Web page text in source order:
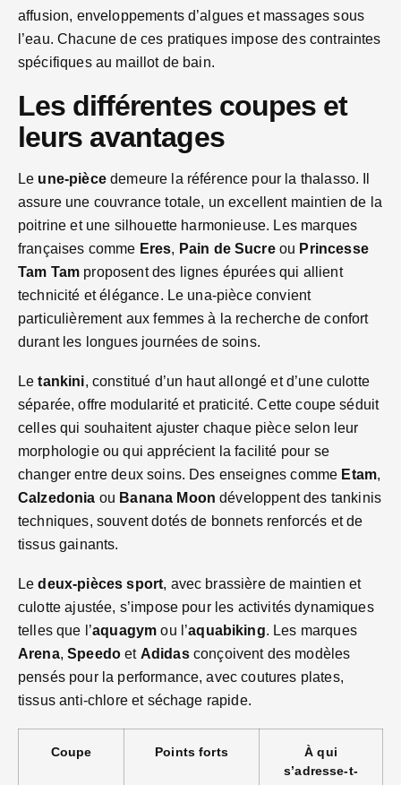
affusion, enveloppements d’algues et massages sous
l’eau. Chacune de ces pratiques impose des contraintes
spécifiques au maillot de bain.
Les différentes coupes et
leurs avantages
Le une‑piècedemeure la référence pour la thalasso. Il
assure une couvrance totale, un excellent maintien de la
poitrine et une silhouette harmonieuse. Les marques
françaises comme Eres, Pain de Sucreou Princesse
Tam Tam proposent des lignes épurées qui allient
technicité et élégance. Le una‑pièce convient
particulièrement aux femmes à la recherche de confort
durant les longues journées de soins.
Letankini, constitué d’un haut allongé et d’une culotte
séparée, offre modularité et praticité. Cette coupe séduit
celles qui souhaitent ajuster chaque pièce selon leur
morphologie ou qui apprécient la facilité pour se
changer entre deux soins. Des enseignes comme Etam,
Calzedonia ou Banana Moon développent des tankinis
techniques, souvent dotés de bonnets renforcés et de
tissus gainants.
Ledeux‑pièces sport, avec brassière de maintien et
culotte ajustée, s’impose pour les activités dynamiques
telles que l’aquagym ou l’aquabiking. Les marques
Arena,Speedo et Adidasconçoivent des modèles
pensés pour la performance, avec coutures plates,
tissus anti-chlore et séchage rapide.
Coupe Points forts
À qui
s’adresse-t-